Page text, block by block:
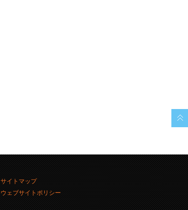
サイトマップ
ウェブサイトポリシー